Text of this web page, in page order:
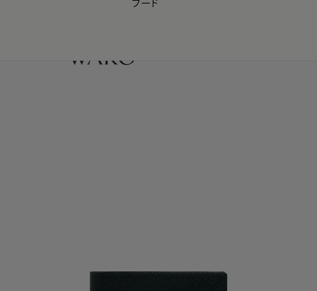
【会員様限定】夏のプレゼントキャンペーン開催中
フード